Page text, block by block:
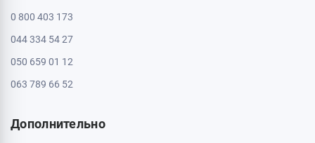
0 800 403 173
044 334 54 27
050 659 01 12
063 789 66 52
Дополнительно